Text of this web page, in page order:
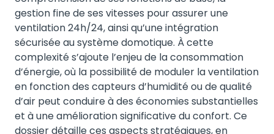
gestion fine de ses vitesses pour assurer une
ventilation 24h/24, ainsi qu’une intégration
sécurisée au système domotique. À cette
complexité s’ajoute l’enjeu de la consommation
d’énergie, où la possibilité de moduler la ventilation
en fonction des capteurs d’humidité ou de qualité
d’air peut conduire à des économies substantielles
et à une amélioration significative du confort. Ce
dossier détaille ces aspects stratégiques, en